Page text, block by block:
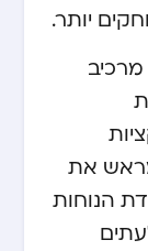
יותר.
מראש את
הנוחות